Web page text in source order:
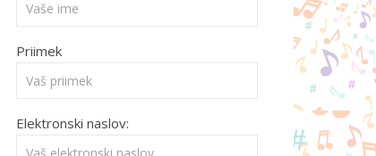
Priimek
Elektronski naslov: